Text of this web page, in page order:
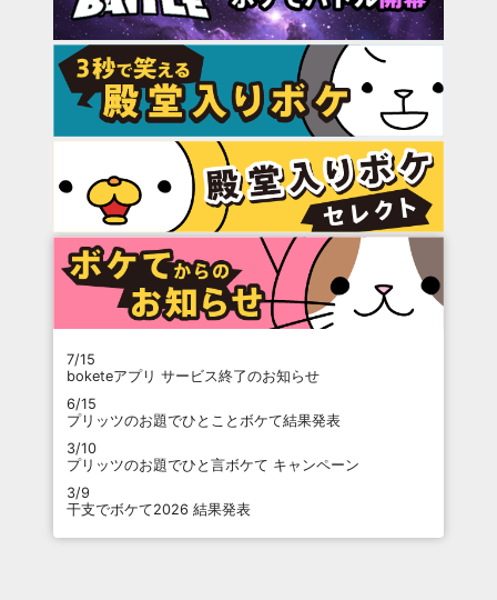
7/15
boketeアプリ サービス終了のお知らせ
6/15
プリッツのお題でひとことボケて結果発表
3/10
プリッツのお題でひと言ボケて キャンペーン
3/9
干支でボケて2026 結果発表